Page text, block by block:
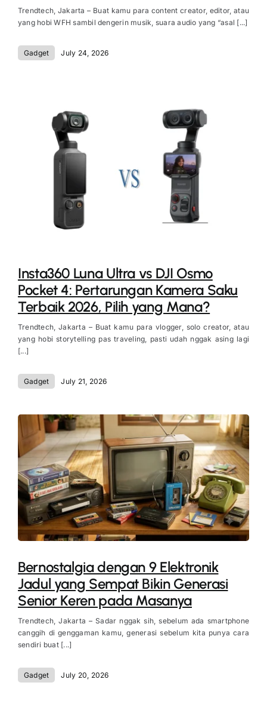
Trendtech, Jakarta – Buat kamu para content creator, editor, atau
yang hobi WFH sambil dengerin musik, suara audio yang “asal [...]
Gadget July 24, 2026
Insta360 Luna Ultra vs DJI Osmo
Pocket 4: Pertarungan Kamera Saku
Terbaik 2026, Pilih yang Mana?
Trendtech, Jakarta – Buat kamu para vlogger, solo creator, atau
yang hobi storytelling pas traveling, pasti udah nggak asing lagi
[...]
Gadget July 21, 2026
Bernostalgia dengan 9 Elektronik
Jadul yang Sempat Bikin Generasi
Senior Keren pada Masanya
Trendtech, Jakarta – Sadar nggak sih, sebelum ada smartphone
canggih di genggaman kamu, generasi sebelum kita punya cara
sendiri buat [...]
Gadget July 20, 2026